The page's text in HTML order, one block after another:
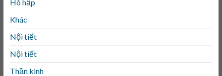
Hô hấp
Khác
Nội tiết
Nội tiết
Thần kinh